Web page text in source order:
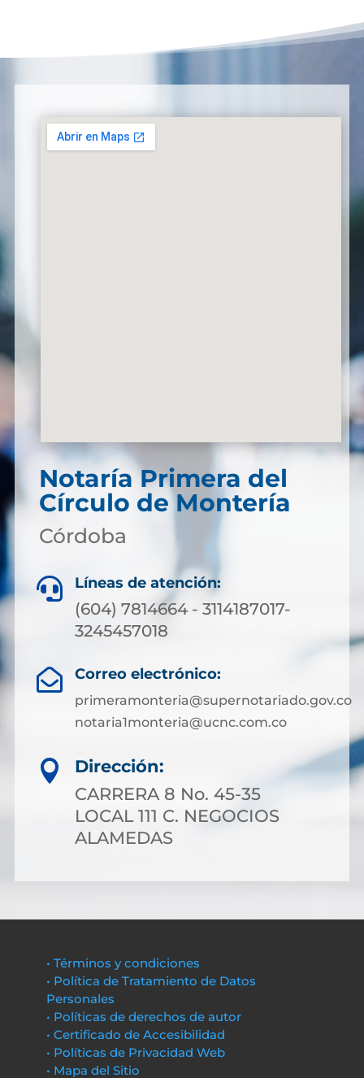
Notaría Primera del
Círculo de Montería
Córdoba
 Líneas de atención:
(604) 7814664 - 3114187017-
3245457018
 Correo electrónico:
primeramonteria@supernotariado.gov.co
notaria1monteria@ucnc.com.co

Dirección:
CARRERA 8 No. 45-35
LOCAL 111 C. NEGOCIOS
ALAMEDAS
• Términos y condiciones
• Política de Tratamiento de Datos
Personales
• Políticas de derechos de autor
• Certificado de Accesibilidad
• Políticas de Privacidad Web
• Mapa del Sitio